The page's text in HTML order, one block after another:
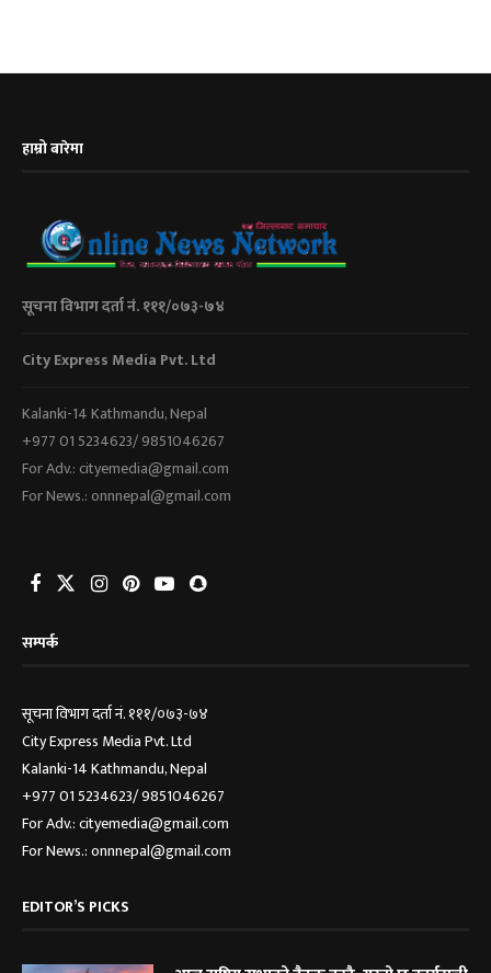
हाम्रो बारेमा
सूचना विभाग दर्ता नं. १११/०७३-७४
City Express Media Pvt. Ltd
Kalanki-14 Kathmandu, Nepal
+977 01 5234623/ 9851046267
For Adv.: cityemedia@gmail.com
For News.: onnnepal@gmail.com
सम्पर्क
सूचना विभाग दर्ता नं. १११/०७३-७४
City Express Media Pvt. Ltd
Kalanki-14 Kathmandu, Nepal
+977 01 5234623/ 9851046267
For Adv.: cityemedia@gmail.com
For News.: onnnepal@gmail.com
EDITOR’S PICKS